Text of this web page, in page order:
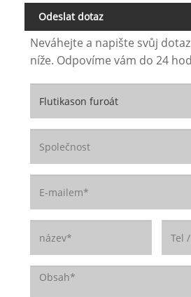
Odeslat dotaz
Neváhejte a napište svůj
níže. Odpovíme vám do 24